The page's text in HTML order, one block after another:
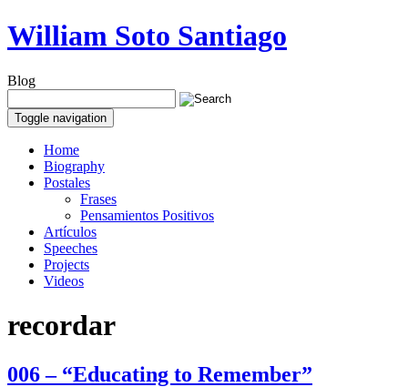
William Soto Santiago
Blog
Toggle navigation
Home
Biography
Postales
Frases
Pensamientos Positivos
Artículos
Speeches
Projects
Videos
recordar
006 – “Educating to Remember”